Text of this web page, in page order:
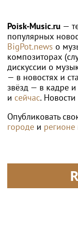
Poisk-Music.ru —
популярных
BigPot.news о
композиторах
дискуссии о
— в новостях и
звёзд — в кадре
и сейчас.
Опубликовать
городе и регионе